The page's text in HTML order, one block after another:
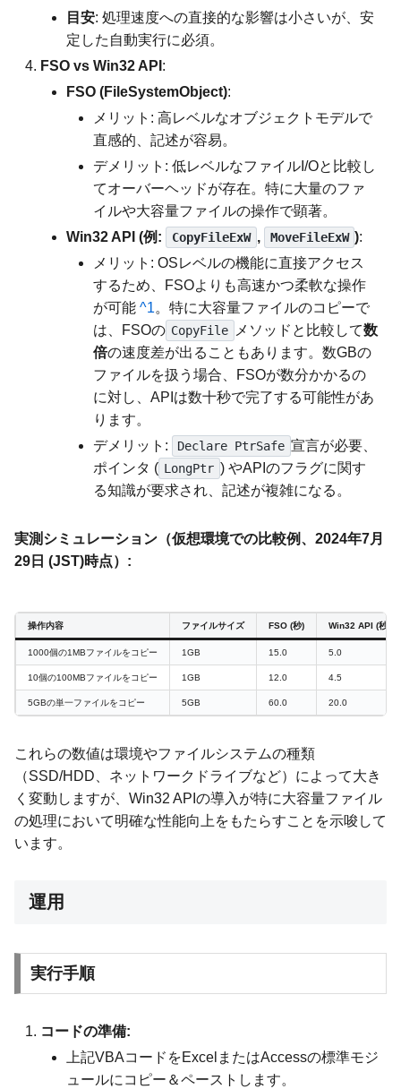
目安: 処理速度への直接的な影響は小さいが、安
定した自動実行に必須。
FSO vs Win32 API :
FSO (FileSystemObject):
メリット: 高レベルなオブジェクトモデルで
直感的、記述が容易。
デメリット: 低レベルなファイルI/Oと比較し
てオーバーヘッドが存在。特に大量のファ
イルや大容量ファイルの操作で顕著。
Win32 API (例:
CopyFileExW , MoveFileExW ):
メリット: OSレベルの機能に直接アクセス
するため、FSOよりも高速かつ柔軟な操作
が可能 ^1。特に大容量ファイルのコピーで
は、FSOの CopyFile メソッドと比較して数
倍の速度差が出ることもあります。数GBの
ファイルを扱う場合、FSOが数分かかるの
に対し、APIは数十秒で完了する可能性があ
ります。
デメリット:
Declare PtrSafe 宣言が必要、
ポインタ ( LongPtr ) やAPIのフラグに関す
る知識が要求され、記述が複雑になる。
実測シミュレーション（仮想環境での比較例、2024年7月
29日 (JST)時点）:
操作内容 ファイルサイズ FSO (秒) Win32 API (秒)
1000個の1MBファイルをコピー 1GB 15.0 5.0
10個の100MBファイルをコピー 1GB 12.0 4.5
5GBの単一ファイルをコピー 5GB 60.0 20.0
これらの数値は環境やファイルシステムの種類
（SSD/HDD、ネットワークドライブなど）によって大き
く変動しますが、Win32 APIの導入が特に大容量ファイル
の処理において明確な性能向上をもたらすことを示唆して
います。
運用
実行手順
コードの準備:
上記VBAコードをExcelまたはAccessの標準モジ
ュールにコピー＆ペーストします。